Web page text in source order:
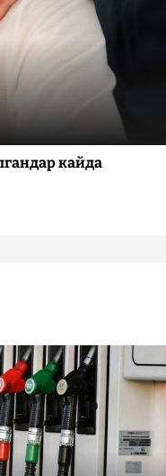
кайда